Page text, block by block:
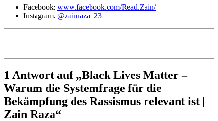
Facebook: www.facebook.com/Read.Zain/
Instagram: @zainraza_23
1 Antwort auf „Black Lives Matter –
Warum die Systemfrage für die
Bekämpfung des Rassismus relevant ist |
Zain Raza“